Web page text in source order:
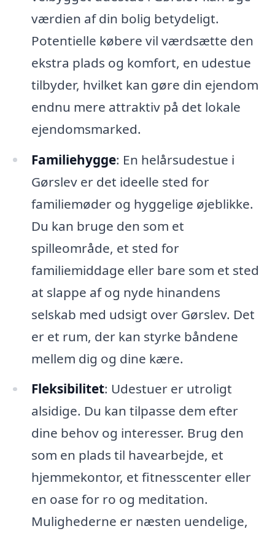
værdien af din bolig betydeligt.
Potentielle købere vil værdsætte den
ekstra plads og komfort, en udestue
tilbyder, hvilket kan gøre din ejendom
endnu mere attraktiv på det lokale
ejendomsmarked.
Familiehygge: En helårsudestue i
Gørslev er det ideelle sted for
familiemøder og hyggelige øjeblikke.
Du kan bruge den som et
spilleområde, et sted for
familiemiddage eller bare som et sted
at slappe af og nyde hinandens
selskab med udsigt over Gørslev. Det
er et rum, der kan styrke båndene
mellem dig og dine kære.
Fleksibilitet: Udestuer er utroligt
alsidige. Du kan tilpasse dem efter
dine behov og interesser. Brug den
som en plads til havearbejde, et
hjemmekontor, et fitnesscenter eller
en oase for ro og meditation.
Mulighederne er næsten uendelige,